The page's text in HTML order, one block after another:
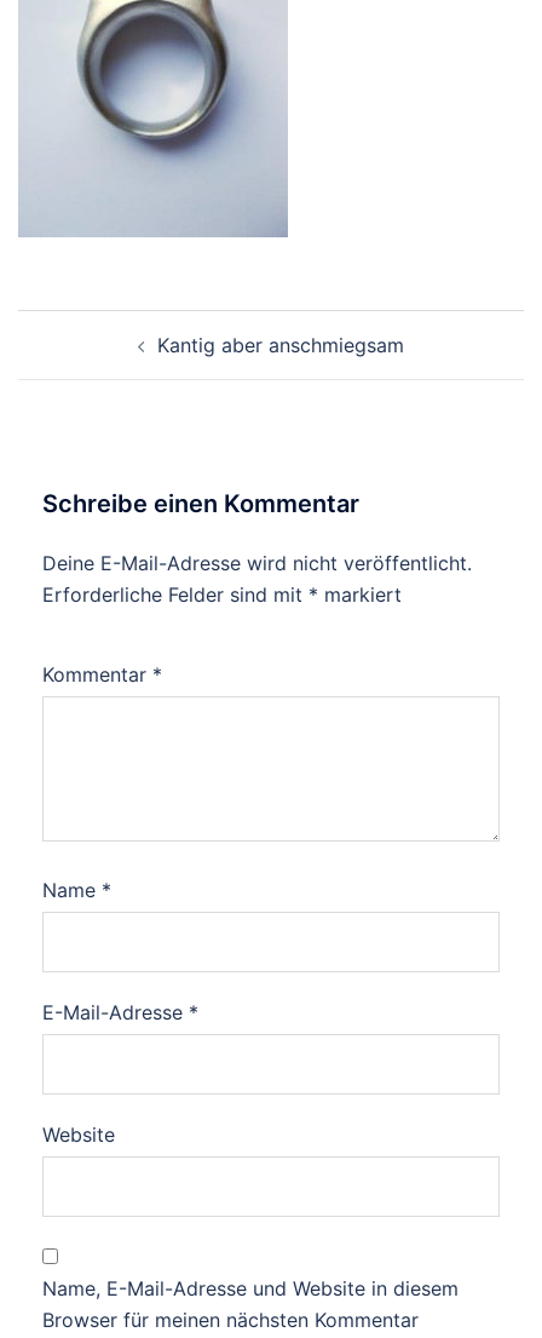
Kantig aber anschmiegsam
Schreibe einen Kommentar
Deine E-Mail-Adresse wird nicht veröffentlicht.
Erforderliche Felder sind mit * markiert
Kommentar *
Name *
E-Mail-Adresse *
Website
Name, E-Mail-Adresse und Website in diesem
Browser für meinen nächsten Kommentar